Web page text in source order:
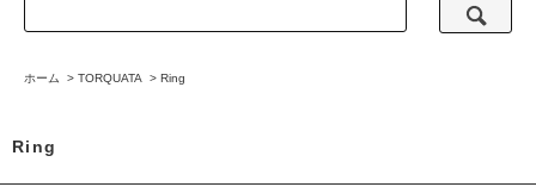
ホーム > TORQUATA > Ring
Ring